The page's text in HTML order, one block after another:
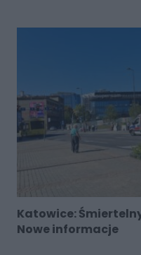
Katowice:
Nowe informacje